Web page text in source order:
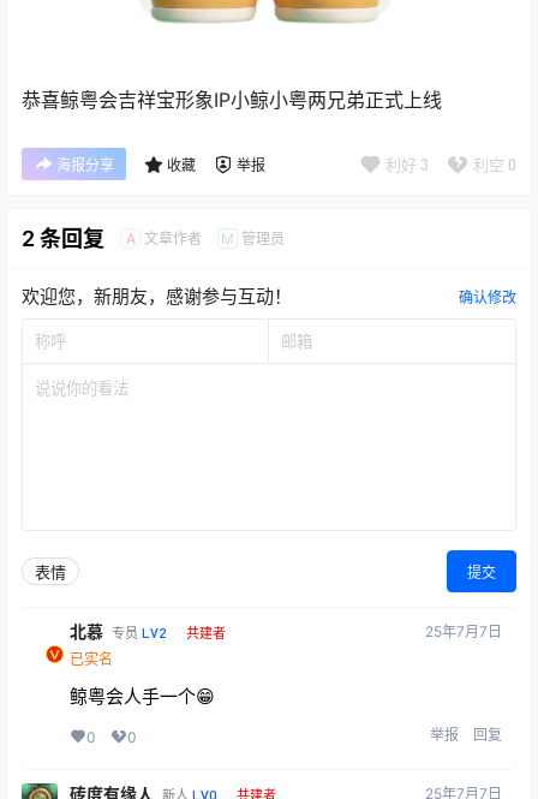
恭喜鲸粤会吉祥宝形象IP小鲸小粤两兄弟正式上线
海报分享 收藏 举报 利好 3 利空 0
2 条回复 A 文章作者 M 管理员
欢迎您，新朋友，感谢参与互动！ 确认修改
表情 提交
北慕 专员 LV2 共建者
已实名
25年7月7日
鲸粤会人手一个😁
0 0 举报 回复
砖度有缘人 LV0 25年7月7日